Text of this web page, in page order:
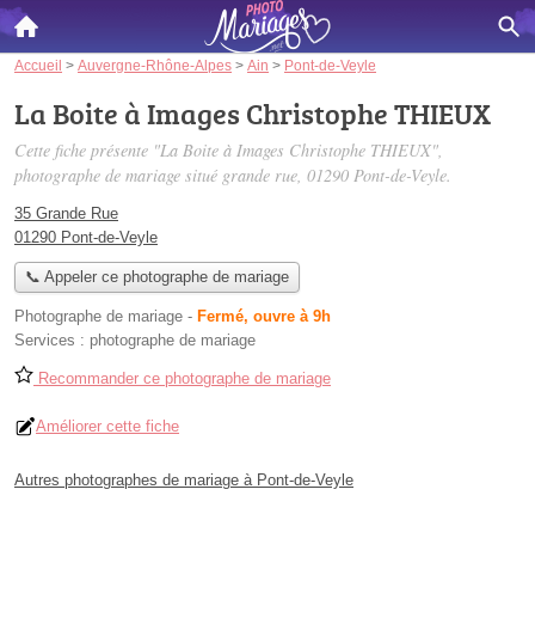
Accueil > Auvergne-Rhône-Alpes > Ain > Pont-de-Veyle
La Boite à Images Christophe THIEUX
Cette fiche présente "La Boite à Images Christophe THIEUX",
photographe de mariage situé grande rue, 01290 Pont-de-Veyle.
35 Grande Rue
01290 Pont-de-Veyle
📞 Appeler ce photographe de mariage
Photographe de mariage - Fermé, ouvre à 9h
Services : photographe de mariage
Recommander ce photographe de mariage
Améliorer cette fiche
Autres photographes de mariage à Pont-de-Veyle